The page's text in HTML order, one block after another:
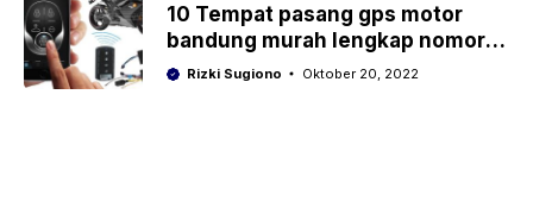
10 Tempat pasang gps motor
bandung murah lengkap nomor
whatsapp
Rizki Sugiono Oktober 20, 2022